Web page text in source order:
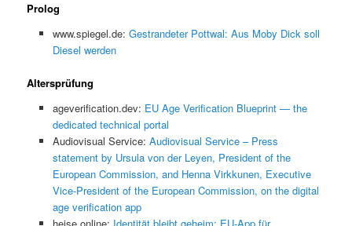
Prolog
www.spiegel.de: Gestrandeter Pottwal: Aus Moby Dick soll
Diesel werden
Altersprüfung
ageverification.dev: EU Age Verification Blueprint — the
dedicated technical portal
Audiovisual Service: Audiovisual Service – Press
statement by Ursula von der Leyen, President of the
European Commission, and Henna Virkkunen, Executive
Vice-President of the European Commission, on the digital
age verification app
heise online: Identität bleibt geheim: EU-App für